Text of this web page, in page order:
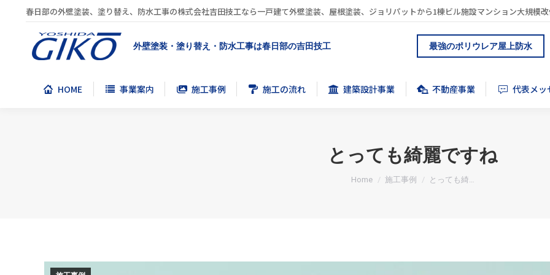
春日部の外壁塗装、塗り替え、防水工事の株式会社吉田技工なら一戸建て外壁塗装、屋根塗装、ジョリパットから1棟ビル施設マンション大規模
外壁塗装・塗り替え・防水工事は春日部の吉田技工 最強のポリウレア屋上防水
HOME 事業案内 施工事例 施工の流れ 建築設計事業 不動産事業 代表メッ
とっても綺麗ですね
You are here:
Home 施工事例 とっても綺…
HOME 事業案内 施工事例 施工の流れ 建築設計事業 不動産事業 代表メッ